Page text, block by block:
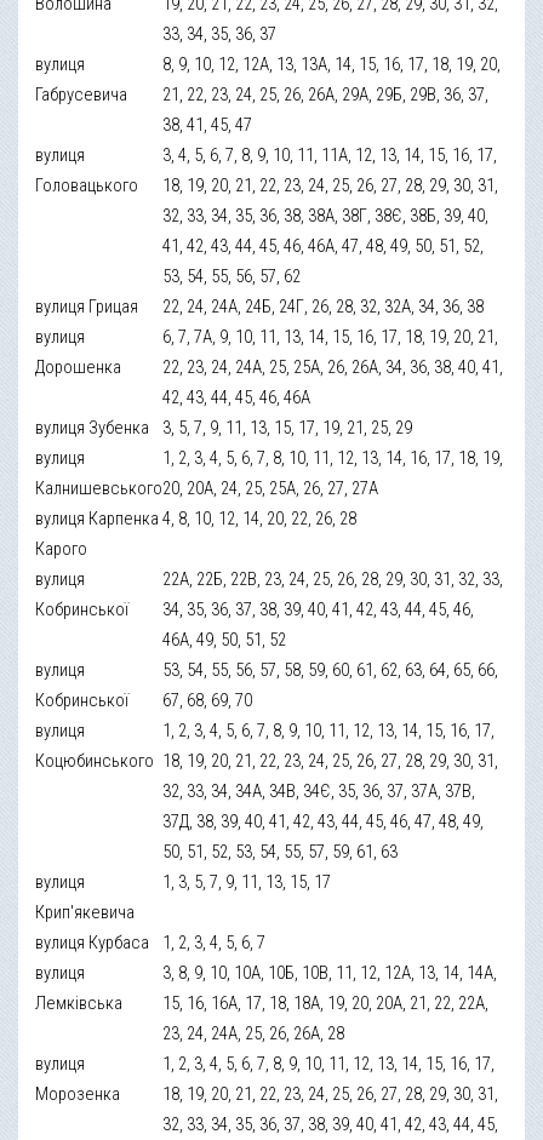
33, 34, 35, 36, 37
вулиця
Габрусевича
8, 9, 10, 12, 12А, 13, 13А, 14, 15, 16, 17, 18, 19, 20,
21, 22, 23, 24, 25, 26, 26А, 29А, 29Б, 29В, 36, 37,
38, 41, 45, 47
вулиця
Головацького
3, 4, 5, 6, 7, 8, 9, 10, 11, 11А, 12, 13, 14, 15, 16, 17,
18, 19, 20, 21, 22, 23, 24, 25, 26, 27, 28, 29, 30, 31,
32, 33, 34, 35, 36, 38, 38А, 38Г, 38Є, 38Б, 39, 40,
41, 42, 43, 44, 45, 46, 46А, 47, 48, 49, 50, 51, 52,
53, 54, 55, 56, 57, 62
вулиця Грицая
22, 24, 24А, 24Б, 24Г, 26, 28, 32, 32А, 34, 36, 38
вулиця
Дорошенка
6, 7, 7А, 9, 10, 11, 13, 14, 15, 16, 17, 18, 19, 20, 21,
22, 23, 24, 24А, 25, 25А, 26, 26А, 34, 36, 38, 40, 41,
42, 43, 44, 45, 46, 46А
вулиця Зубенка
3, 5, 7, 9, 11, 13, 15, 17, 19, 21, 25, 29
вулиця
Калнишевського
1, 2, 3, 4, 5, 6, 7, 8, 10, 11, 12, 13, 14, 16, 17, 18, 19,
20, 20А, 24, 25, 25А, 26, 27, 27А
вулиця Карпенка
Карого
4, 8, 10, 12, 14, 20, 22, 26, 28
вулиця
Кобринської
22А, 22Б, 22В, 23, 24, 25, 26, 28, 29, 30, 31, 32, 33,
34, 35, 36, 37, 38, 39, 40, 41, 42, 43, 44, 45, 46,
46А, 49, 50, 51, 52
вулиця
Кобринської
53, 54, 55, 56, 57, 58, 59, 60, 61, 62, 63, 64, 65, 66,
67, 68, 69, 70
вулиця
Коцюбинського
1, 2, 3, 4, 5, 6, 7, 8, 9, 10, 11, 12, 13, 14, 15, 16, 17,
18, 19, 20, 21, 22, 23, 24, 25, 26, 27, 28, 29, 30, 31,
32, 33, 34, 34А, 34В, 34Є, 35, 36, 37, 37А, 37В,
37Д, 38, 39, 40, 41, 42, 43, 44, 45, 46, 47, 48, 49,
50, 51, 52, 53, 54, 55, 57, 59, 61, 63
вулиця
Крип'якевича
1, 3, 5, 7, 9, 11, 13, 15, 17
вулиця Курбаса
1, 2, 3, 4, 5, 6, 7
вулиця
Лемківська
3, 8, 9, 10, 10А, 10Б, 10В, 11, 12, 12А, 13, 14, 14А,
15, 16, 16А, 17, 18, 18А, 19, 20, 20А, 21, 22, 22А,
23, 24, 24А, 25, 26, 26А, 28
вулиця
Морозенка
1, 2, 3, 4, 5, 6, 7, 8, 9, 10, 11, 12, 13, 14, 15, 16, 17,
18, 19, 20, 21, 22, 23, 24, 25, 26, 27, 28, 29, 30, 31,
32, 33, 34, 35, 36, 37, 38, 39, 40, 41, 42, 43, 44, 45,